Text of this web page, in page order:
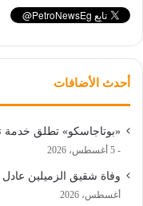
أحدث الأضافات
«بوتاجاسكو» تطلق خدمة
5 أغسطس، 2026
وفاة شقيق الزميلين
أغسطس، 2026